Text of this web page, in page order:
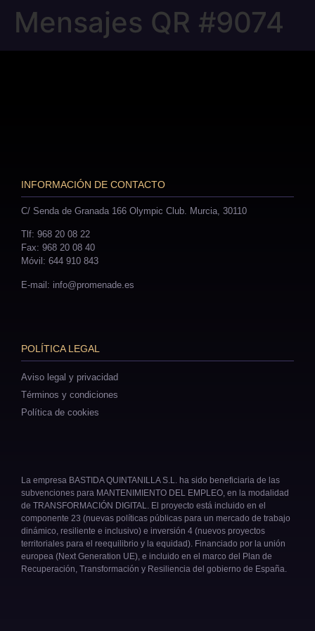
Mensajes QR #9074
INFORMACIÓN DE CONTACTO
C/ Senda de Granada 166 Olympic Club. Murcia, 30110
Tlf: 968 20 08 22
Fax: 968 20 08 40
Móvil: 644 910 843
E-mail: info@promenade.es
POLÍTICA LEGAL
Aviso legal y privacidad
Términos y condiciones
Política de cookies
La empresa BASTIDA QUINTANILLA S.L. ha sido beneficiaria de las
subvenciones para MANTENIMIENTO DEL EMPLEO, en la modalidad
de TRANSFORMACIÓN DIGITAL. El proyecto está incluido en el
componente 23 (nuevas políticas públicas para un mercado de trabajo
dinámico, resiliente e inclusivo) e inversión 4 (nuevos proyectos
territoriales para el reequilibrio y la equidad). Financiado por la unión
europea (Next Generation UE), e incluido en el marco del Plan de
Recuperación, Transformación y Resiliencia del gobierno de España.